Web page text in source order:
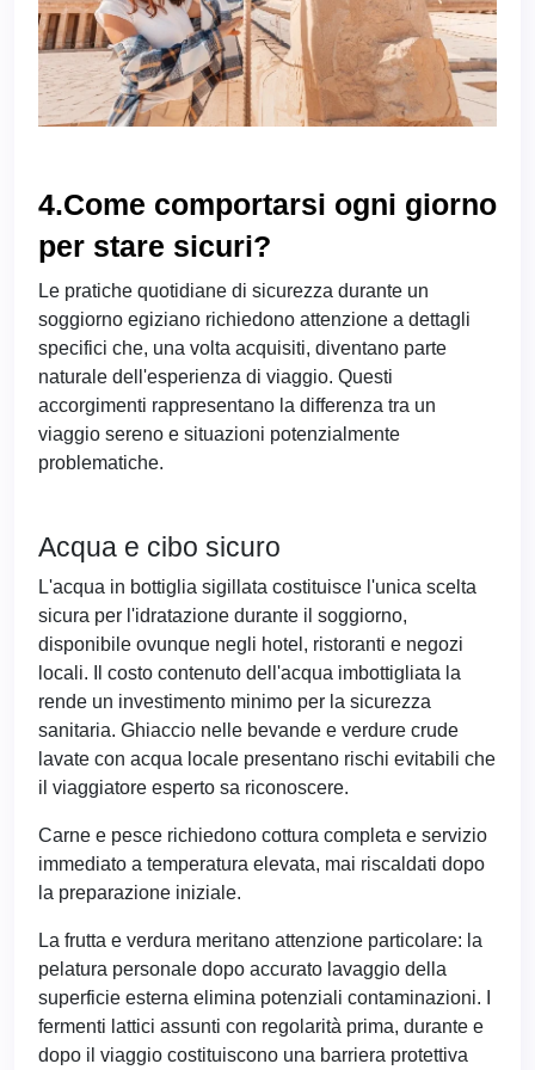
4.Come comportarsi ogni giorno
per stare sicuri?
Le pratiche quotidiane di sicurezza durante un
soggiorno egiziano richiedono attenzione a dettagli
specifici che, una volta acquisiti, diventano parte
naturale dell'esperienza di viaggio. Questi
accorgimenti rappresentano la differenza tra un
viaggio sereno e situazioni potenzialmente
problematiche.
Acqua e cibo sicuro
L'acqua in bottiglia sigillata costituisce l'unica scelta
sicura per l'idratazione durante il soggiorno,
disponibile ovunque negli hotel, ristoranti e negozi
locali. Il costo contenuto dell'acqua imbottigliata la
rende un investimento minimo per la sicurezza
sanitaria. Ghiaccio nelle bevande e verdure crude
lavate con acqua locale presentano rischi evitabili che
il viaggiatore esperto sa riconoscere.
Carne e pesce richiedono cottura completa e servizio
immediato a temperatura elevata, mai riscaldati dopo
la preparazione iniziale.
La frutta e verdura meritano attenzione particolare: la
pelatura personale dopo accurato lavaggio della
superficie esterna elimina potenziali contaminazioni. I
fermenti lattici assunti con regolarità prima, durante e
dopo il viaggio costituiscono una barriera protettiva